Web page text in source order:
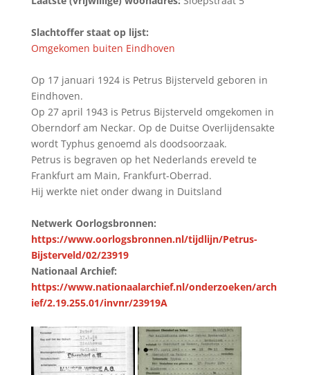
Slachtoffer staat op lijst:
Omgekomen buiten Eindhoven
Op 17 januari 1924 is Petrus Bijsterveld geboren in
Eindhoven.
Op 27 april 1943 is Petrus Bijsterveld omgekomen in
Oberndorf am Neckar. Op de Duitse Overlijdensakte
wordt Typhus genoemd als doodsoorzaak.
Petrus is begraven op het Nederlands ereveld te
Frankfurt am Main, Frankfurt-Oberrad.
Hij werkte niet onder dwang in Duitsland
Netwerk Oorlogsbronnen:
https://www.oorlogsbronnen.nl/tijdlijn/Petrus-
Bijsterveld/02/23919
Nationaal Archief:
https://www.nationaalarchief.nl/onderzoeken/arch
ief/2.19.255.01/invnr/23919A